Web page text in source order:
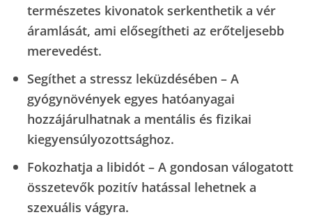
természetes kivonatok serkenthetik a vér
áramlását, ami elősegítheti az erőteljesebb
merevedést.
Segíthet a stressz leküzdésében – A
gyógynövények egyes hatóanyagai
hozzájárulhatnak a mentális és fizikai
kiegyensúlyozottsághoz.
Fokozhatja a libidót– A gondosan válogatott
összetevők pozitív hatással lehetnek a
szexuális vágyra.